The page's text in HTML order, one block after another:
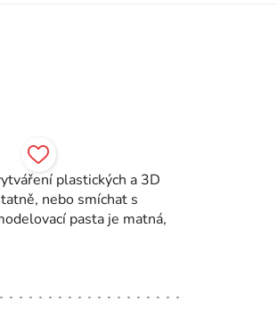
plastických a 3D
nebo smíchat s
pasta je matná,